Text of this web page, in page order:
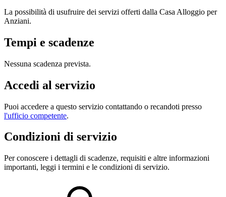
La possibilità di usufruire dei servizi offerti dalla Casa Alloggio per
Anziani.
Tempi e scadenze
Nessuna scadenza prevista.
Accedi al servizio
Puoi accedere a questo servizio contattando o recandoti presso
l'ufficio competente.
Condizioni di servizio
Per conoscere i dettagli di scadenze, requisiti e altre informazioni
importanti, leggi i termini e le condizioni di servizio.